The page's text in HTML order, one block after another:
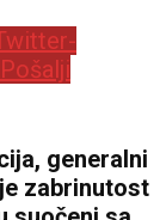
Pošalji
generalni
zabrinutost